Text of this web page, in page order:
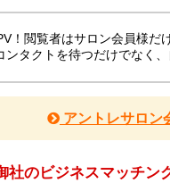
！閲覧者はサロン会員様だ
ンタクトを待つだけでなく
アントレサロン
社のビジネスマッチン